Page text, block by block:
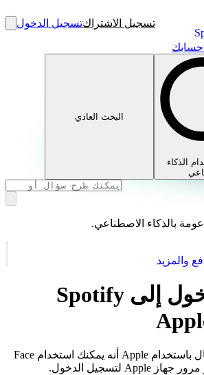
تسجيل الاشتراكتسجيل الدخول
حسابك
الذكاء
البحث العادي
بالذكاء الاصطناعي.
والمزيد
تسجيل الدخول إلى Spotify
يعني التسجيل أو الاتصال باستخدام Apple أنه يمكنك استخدام Face